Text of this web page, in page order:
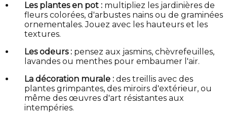
Les plantes en pot : multipliez les jardinières de
fleurs colorées, d'arbustes nains ou de graminées
ornementales. Jouez avec les hauteurs et les
textures.
Les odeurs : pensez aux jasmins, chèvrefeuilles,
lavandes ou menthes pour embaumer l'air.
La décoration murale : des treillis avec des
plantes grimpantes, des miroirs d'extérieur, ou
même des œuvres d'art résistantes aux
intempéries.